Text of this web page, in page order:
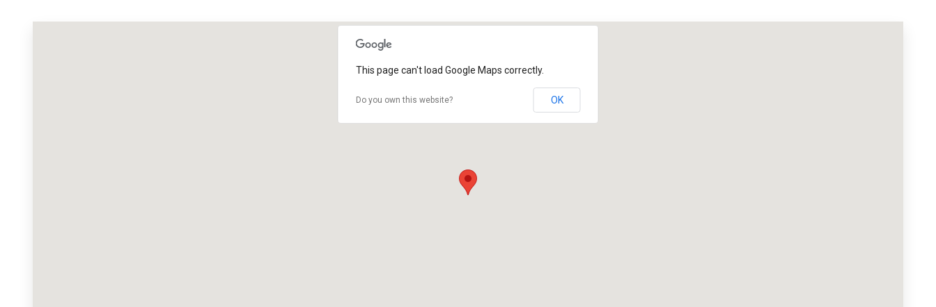
This page can't load Google Maps correctly.
Do you own this website? OK